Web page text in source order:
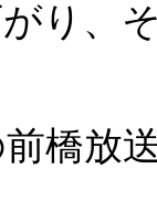
り、
橋放